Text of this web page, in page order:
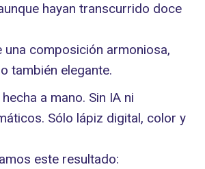
hayan transcurrido doce
una composición armoniosa,
también elegante.
a mano. Sin IA ni
Sólo lápiz digital, color y
este resultado: